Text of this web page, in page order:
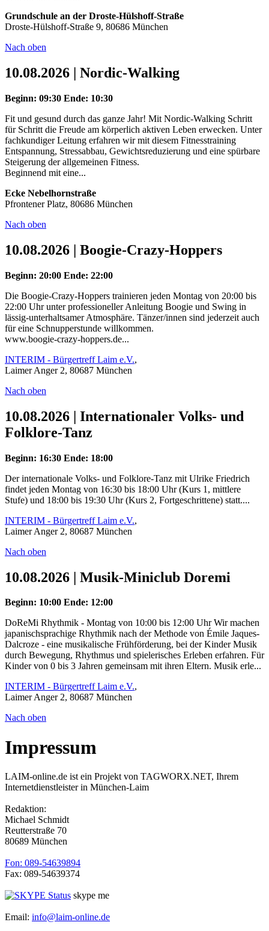
Grundschule an der Droste-Hülshoff-Straße
Droste-Hülshoff-Straße 9, 80686 München
Nach oben
10.08.2026 | Nordic-Walking
Beginn: 09:30 Ende: 10:30
Fit und gesund durch das ganze Jahr! Mit Nordic-Walking Schritt
für Schritt die Freude am körperlich aktiven Leben erwecken. Unter
fachkundiger Leitung erfahren wir mit diesem Fitnesstraining
Entspannung, Stressabbau, Gewichtsreduzierung und eine spürbare
Steigerung der allgemeinen Fitness.
Beginnend mit eine...
Ecke Nebelhornstraße
Pfrontener Platz, 80686 München
Nach oben
10.08.2026 | Boogie-Crazy-Hoppers
Beginn: 20:00 Ende: 22:00
Die Boogie-Crazy-Hoppers trainieren jeden Montag von 20:00 bis
22:00 Uhr unter professioneller Anleitung Boogie und Swing in
lässig-unterhaltsamer Atmosphäre. Tänzer/innen sind jederzeit auch
für eine Schnupperstunde willkommen.
www.boogie-crazy-hoppers.de...
INTERIM - Bürgertreff Laim e.V.,
Laimer Anger 2, 80687 München
Nach oben
10.08.2026 | Internationaler Volks- und
Folklore-Tanz
Beginn: 16:30 Ende: 18:00
Der internationale Volks- und Folklore-Tanz mit Ulrike Friedrich
findet jeden Montag von 16:30 bis 18:00 Uhr (Kurs 1, mittlere
Stufe) und 18:00 bis 19:30 Uhr (Kurs 2, Fortgeschrittene) statt....
INTERIM - Bürgertreff Laim e.V.,
Laimer Anger 2, 80687 München
Nach oben
10.08.2026 | Musik-Miniclub Doremi
Beginn: 10:00 Ende: 12:00
DoReMi Rhythmik - Montag von 10:00 bis 12:00 Uhr Wir machen
japanischsprachige Rhythmik nach der Methode von Émile Jaques-
Dalcroze - eine musikalische Frühförderung, bei der Kinder Musik
durch Bewegung, Rhythmus und spielerisches Erleben erfahren. Für
Kinder von 0 bis 3 Jahren gemeinsam mit ihren Eltern. Musik erle...
INTERIM - Bürgertreff Laim e.V.,
Laimer Anger 2, 80687 München
Nach oben
Impressum
LAIM-online.de ist ein Projekt von TAGWORX.NET, Ihrem
Internetdienstleister in München-Laim
Redaktion:
Michael Schmidt
Reutterstraße 70
80689 München
Fon: 089-54639894
Fax: 089-54639374
skype me
Email: info@laim-online.de